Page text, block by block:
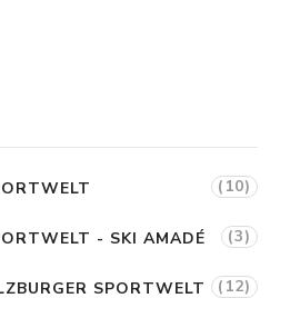
(10)
- SKI AMADÉ (3)
SPORTWELT (12)